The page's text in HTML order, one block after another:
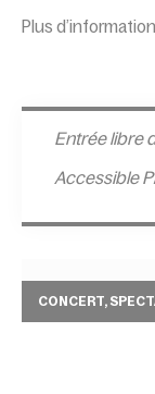
Plus
Entrée libre
Accessible
CONCERT,